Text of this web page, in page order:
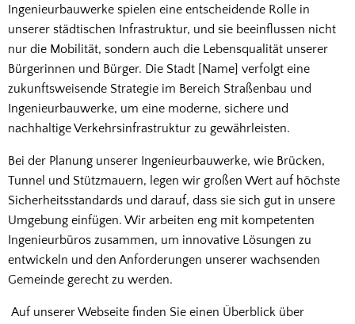
Ingenieurbauwerke spielen eine entscheidende Rolle in
unserer städtischen Infrastruktur, und sie beeinflussen nicht
nur die Mobilität, sondern auch die Lebensqualität unserer
Bürgerinnen und Bürger. Die Stadt [Name] verfolgt eine
zukunftsweisende Strategie im Bereich Straßenbau und
Ingenieurbauwerke, um eine moderne, sichere und
nachhaltige Verkehrsinfrastruktur zu gewährleisten.
Bei der Planung unserer Ingenieurbauwerke, wie Brücken,
Tunnel und Stützmauern, legen wir großen Wert auf höchste
Sicherheitsstandards und darauf, dass sie sich gut in unsere
Umgebung einfügen. Wir arbeiten eng mit kompetenten
Ingenieurbüros zusammen, um innovative Lösungen zu
entwickeln und den Anforderungen unserer wachsenden
Gemeinde gerecht zu werden.
Auf unserer Webseite finden Sie einen Überblick über